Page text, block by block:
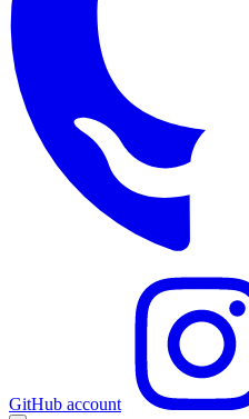
GitHub account